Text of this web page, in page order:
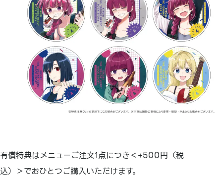
有償特典はメニューご注文1点につき＜+500円（税
込）＞でおひとつご購入いただけます。